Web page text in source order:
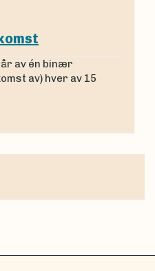
av én binær
av) hver av 15